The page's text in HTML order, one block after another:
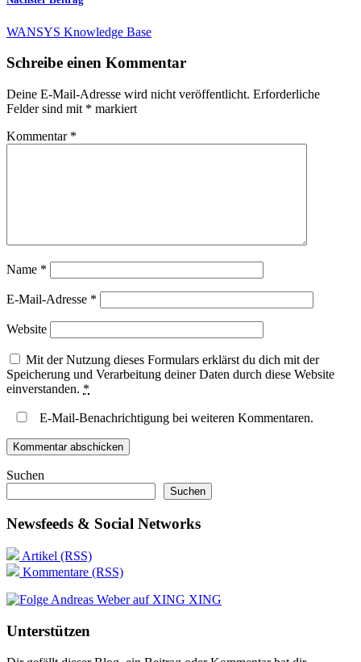
WANSYS Knowledge Base
Schreibe einen Kommentar
Deine E-Mail-Adresse wird nicht veröffentlicht. Erforderliche
Felder sind mit * markiert
Kommentar *
Name *
E-Mail-Adresse *
Website
Mit der Nutzung dieses Formulars erklärst du dich mit der
Speicherung und Verarbeitung deiner Daten durch diese Website
einverstanden. *
E-Mail-Benachrichtigung bei weiteren Kommentaren.
Suchen
Suchen
Newsfeeds & Social Networks
Artikel (RSS)
Kommentare (RSS)
XING
Unterstützen